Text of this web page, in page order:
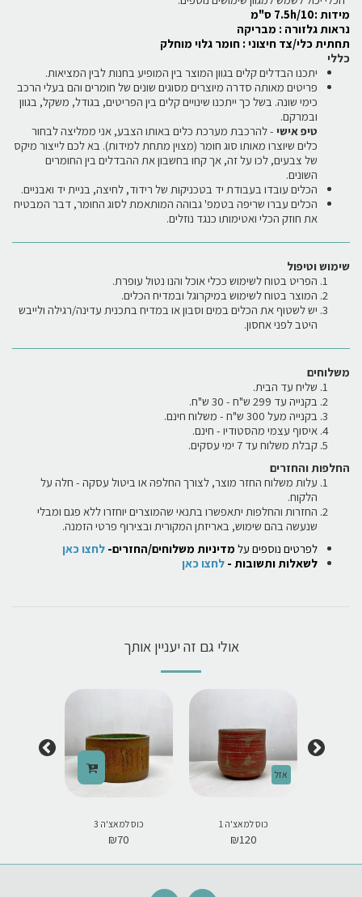
מידות :7.5h/10 ס"מ
נראות גלזורה : מבריקה
תחתית כלי/צד חיצוני : חומר גלוי מוחלק
כללי
יתכנו הבדלים קלים בגוון המוצר בין המופיע בחנות לבין המציאות.
פריטים מאותה סדרה מיוצרים מסוגים שונים של חומרים והם בעלי הרכב
כימי שונה. בשל כך ייתכנו שינויים קלים בין הפריטים, בגודל, משקל, בגוון
ובמרקם.
טיפ אישי - להרכבת מערכת כלים באותו הצבע, אני ממליצה לבחור
כלים שיוצרו מאותו סוג חומר (מצוין מתחת למידות). בא לכם לייצור מיקס
של צבעים, לכו על זה, אך קחו בחשבון את ההבדלים בין החומרים
השונים.
הכלים עובדו בעבודת יד בטכניקות של רידוד, לחיצה, בניית יד ואבניים.
הכלים עברו שריפה בטמפ' גבוהה המותאמת לסוג החומר, דבר המבטיח
את חוזק הכלי ואטימותו כנגד נוזלים.
שימוש וטיפול
הפריט בטוח לשימוש ככלי אוכל והנו נטול עופרת.
המוצר בטוח לשימוש במיקרוגל ובמדיח הכלים.
יש לשטוף את הכלים במים וסבון או במדיח בתכנית עדינה/רגילה ולייבש
היטב לפני אחסון.
משלוחים
שליח עד הבית.
בקנייה עד 299 ש"ח - 30 ש"ח.
בקנייה מעל 300 ש"ח - משלוח חינם.
איסוף עצמי מהסטודיו - חינם.
קבלת משלוח עד 7 ימי עסקים.
החלפות והחזרים
עלות משלוח החזר מוצר, לצורך החלפה או ביטול עסקה - חלה על
הלקוח.
החזרות והחלפות יתאפשרו בתנאי שהמוצרים יוחזרו ללא פגם ומבלי
שנעשה בהם שימוש, באריזתן המקורית ובצירוף פרטי הזמנה.
לפרטים נוספים על מדיניות משלוחים/החזרים- לחצו כאן
לשאלות ותשובות - לחצו כאן
אולי גם זה יעניין אותך
אזל
כוס למאצ'ה 1
₪120
כוס למאצ'ה 3
₪70